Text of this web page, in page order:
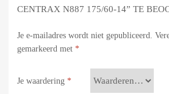
CENTRAX N887 175/60-14” TE
Je e-mailadres wordt niet gepubliceerd.
gemarkeerd met *
Je waardering *